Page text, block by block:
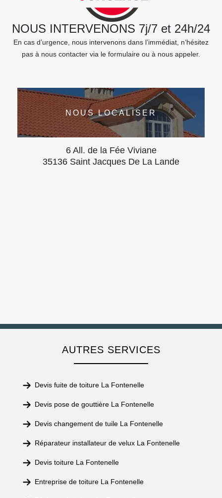
NOUS INTERVENONS 7j/7 et 24h/24
En cas d’urgence, nous intervenons dans l’immédiat, n’hésitez
pas à nous contacter via le formulaire ou à nous appeler.
NOUS LOCALISER
6 All. de la Fée Viviane
35136 Saint Jacques De La Lande
AUTRES SERVICES
Devis fuite de toiture La Fontenelle
Devis pose de gouttière La Fontenelle
Devis changement de tuile La Fontenelle
Réparateur installateur de velux La Fontenelle
Devis toiture La Fontenelle
Entreprise de toiture La Fontenelle